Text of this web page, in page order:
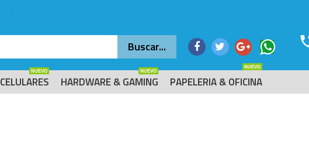
CELULARES
NUEVO
HARDWARE & GAMING
NUEVO
PAPELERIA & OFICINA
NUEVO